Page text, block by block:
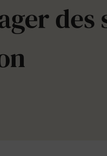
des